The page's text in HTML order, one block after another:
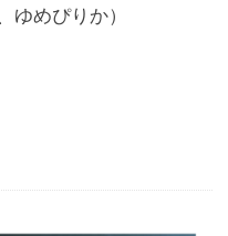
ゆめぴりか）